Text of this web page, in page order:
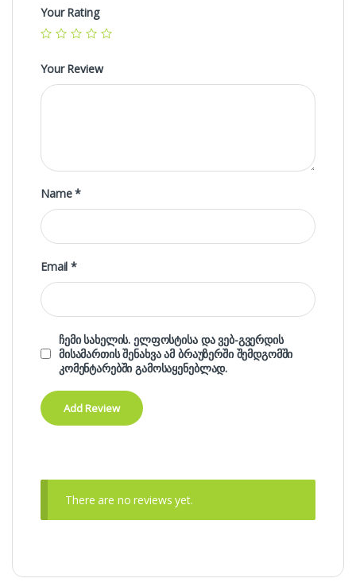
Your Rating
Your Review
Name*
Email*
ჩემი სახელის. ელფოსტისა და ვებ-გვერდის
მისამართის შენახვა ამ ბრაუზერში შემდგომში
კომენტარებში გამოსაყენებლად.
There are no reviews yet.